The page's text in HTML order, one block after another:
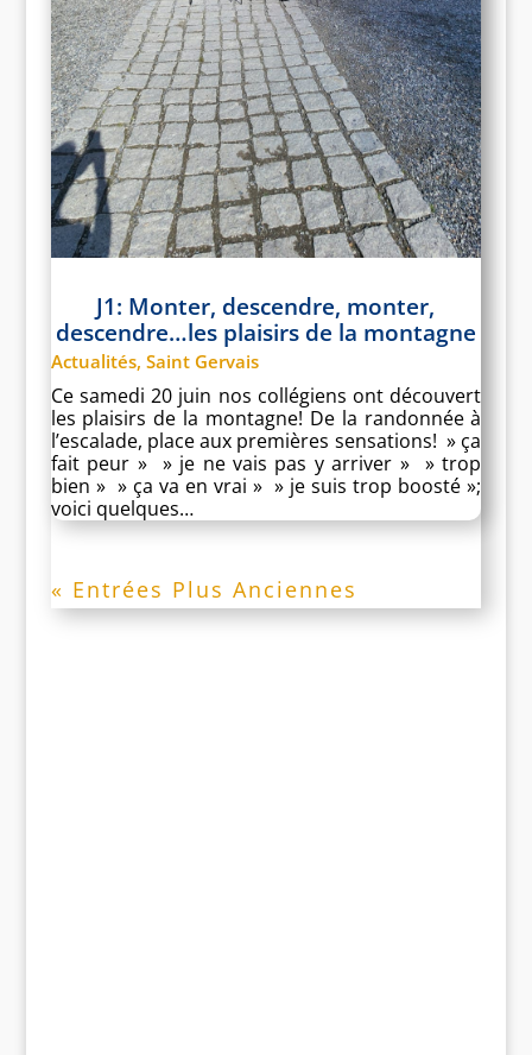
J1: Monter, descendre, monter,
descendre…les plaisirs de la montagne
Actualités, Saint Gervais
Ce samedi 20 juin nos collégiens ont découvert
les plaisirs de la montagne! De la randonnée à
l’escalade, place aux premières sensations! » ça
fait peur » » je ne vais pas y arriver » » trop
bien » » ça va en vrai » » je suis trop boosté »;
voici quelques…
« Entrées Plus Anciennes